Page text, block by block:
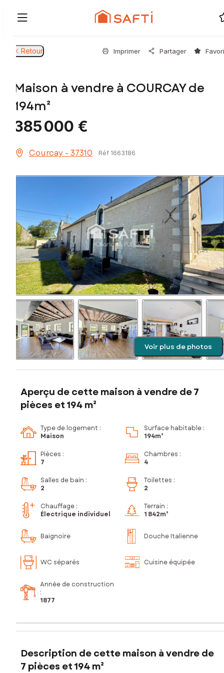
Retour Imprimer Partager
Maison à vendre à COURCAY de
194m²
385 000 €
Courcay - 37310 Réf 1663186
Voir plus de photos
Aperçu de cette maison à vendre de 7
pièces et 194 m²
Type de logement :
Maison
Surface habitable :
194m²
Pièces :
7
Chambres :
4
Salles de bain :
2
Toilettes :
2
Chauffage :
Électrique individuel
Terrain :
1 842m²
Baignoire Douche Italienne
WC séparés Cuisine équipée
Année de construction
:
1877
Description de cette maison à vendre de
7 pièces et 194 m²